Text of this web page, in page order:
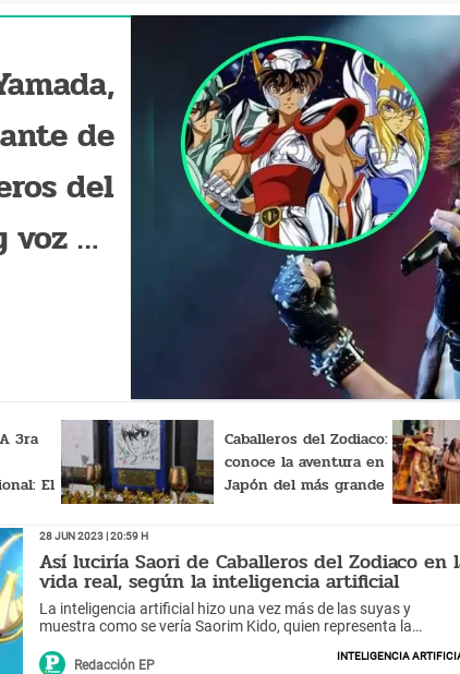
de
del
de
3ra
El
Caballeros del Zodiaco:
conoce la aventura en
Japón del más grande
28 Jun 2023 | 20:59 h
Así luciría Saori de Caballeros del Zodiaco en
vida real, según la inteligencia artificial
La inteligencia artificial hizo una vez más de las suyas y
muestra como se vería Saorim Kido, quien representa la
real.
Redacción EP
Inteligencia